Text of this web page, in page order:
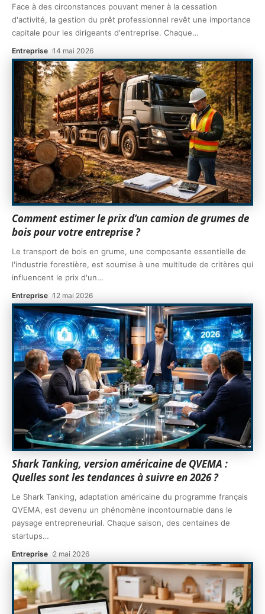
Face à des circonstances pouvant mener à la cessation
d'activité, la gestion du prêt professionnel revêt une importance
capitale pour les dirigeants d'entreprise. Chaque…
Entreprise 14 mai 2026
Comment estimer le prix d’un camion de grumes de
bois pour votre entreprise ?
Le transport de bois en grume, une composante essentielle de
l'industrie forestière, est soumise à une multitude de critères qui
influencent le prix d'un…
Entreprise 12 mai 2026
Shark Tanking, version américaine de QVEMA :
Quelles sont les tendances à suivre en 2026 ?
Le Shark Tanking, adaptation américaine du programme français
QVEMA, est devenu un phénomène incontournable dans le
paysage entrepreneurial. Chaque saison, des centaines de
startups…
Entreprise 2 mai 2026